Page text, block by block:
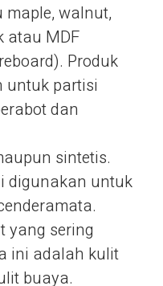
maple, walnut,
atau MDF
Produk
untuk partisi
dan
sintetis.
digunakan untuk
yang sering
ini adalah kulit
buaya.